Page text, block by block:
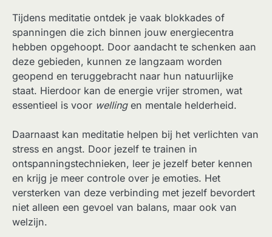
Tijdens meditatie ontdek je vaak blokkades of
spanningen die zich binnen jouw energiecentra
hebben opgehoopt. Door aandacht te schenken aan
deze gebieden, kunnen ze langzaam worden
geopend en teruggebracht naar hun natuurlijke
staat. Hierdoor kan de energie vrijer stromen, wat
essentieel is voor wellingen mentale helderheid.
Daarnaast kan meditatie helpen bij het verlichten van
stress en angst. Door jezelf te trainen in
ontspanningstechnieken, leer je jezelf beter kennen
en krijg je meer controle over je emoties. Het
versterken van deze verbinding met jezelf bevordert
niet alleen een gevoel van balans, maar ook van
welzijn.